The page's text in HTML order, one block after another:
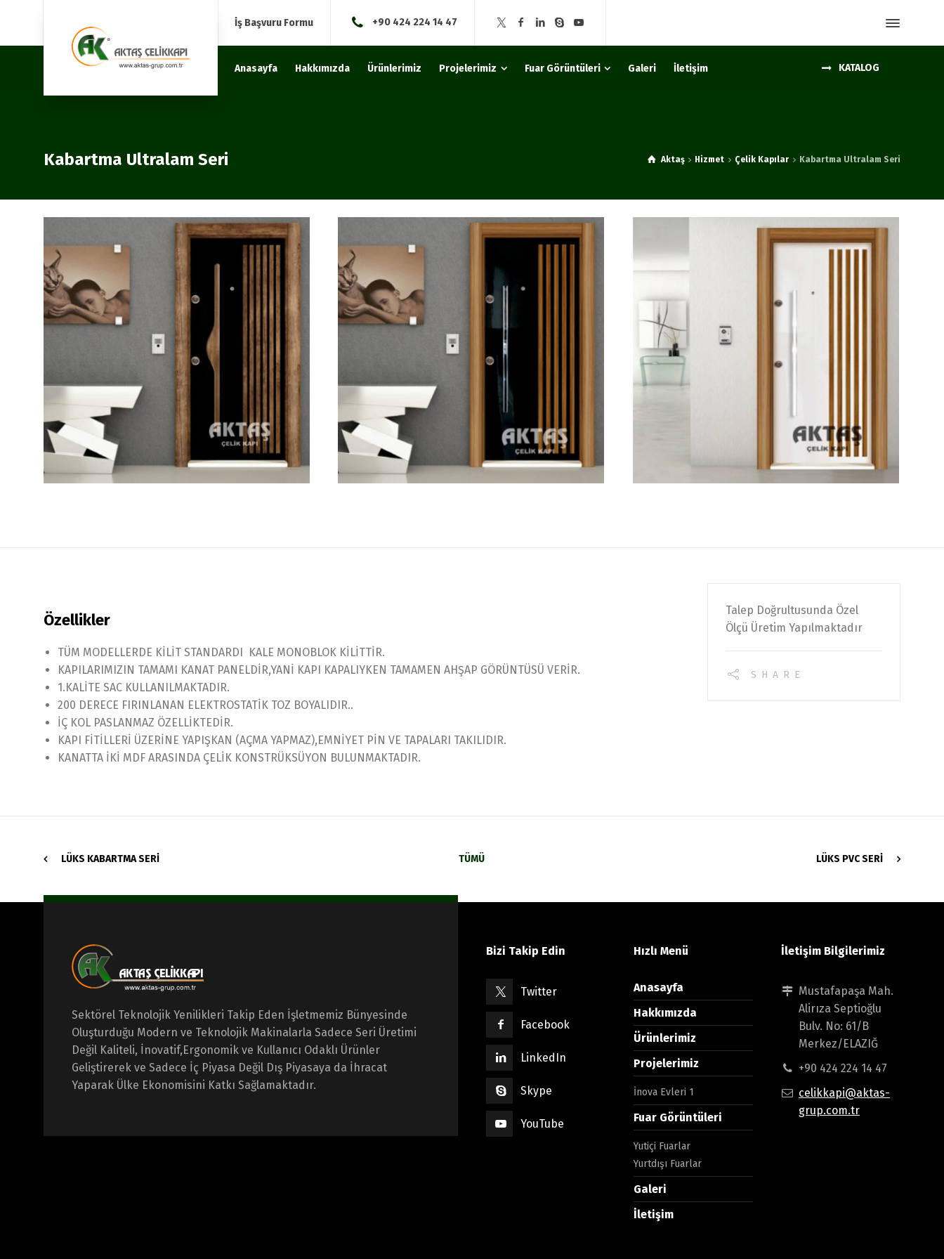
İş Başvuru Formu +90 424 224 14 47
Anasayfa Hakkımızda Ürünlerimiz Projelerimiz Fuar Görüntüleri Galeri İletişim KATALOG
Kabartma Ultralam Seri Aktaş Hizmet Çelik Kapılar Kabartma Ultralam Seri
Özellikler
TÜM MODELLERDE KİLİT STANDARDI KALE MONOBLOK KİLİTTİR.
KAPILARIMIZIN TAMAMI KANAT PANELDİR,YANİ KAPI KAPALIYKEN TAMAMEN AHŞAP GÖRÜNTÜSÜ VERİR.
1.KALİTE SAC KULLANILMAKTADIR.
200 DERECE FIRINLANAN ELEKTROSTATİK TOZ BOYALIDIR..
İÇ KOL PASLANMAZ ÖZELLİKTEDİR.
KAPI FİTİLLERİ ÜZERİNE YAPIŞKAN (AÇMA YAPMAZ),EMNİYET PİN VE TAPALARI TAKILIDIR.
KANATTA İKİ MDF ARASINDA ÇELİK KONSTRÜKSÜYON BULUNMAKTADIR.
Talep Doğrultusunda Özel
Ölçü Üretim Yapılmaktadır
SHARE
LÜKS KABARTMA SERI TÜMÜ LÜKS PVC SERI
Sektörel Teknolojik Yenilikleri Takip Eden İşletmemiz Bünyesinde
Oluşturduğu Modern ve Teknolojik Makinalarla Sadece Seri Üretimi
Değil Kaliteli, İnovatif,Ergonomik ve Kullanıcı Odaklı Ürünler
Geliştirerek ve Sadece İç Piyasa Değil Dış Piyasaya da İhracat
Yaparak Ülke Ekonomisini Katkı Sağlamaktadır.
Bizi Takip Edin
Twitter
Facebook
LinkedIn
Skype
YouTube
Hızlı Menü
Anasayfa
Hakkımızda
Ürünlerimiz
Projelerimiz
İnova Evleri 1
Fuar Görüntüleri
Yutiçi Fuarlar
Yurtdışı Fuarlar
Galeri
İletişim
İletişim Bilgilerimiz
Mustafapaşa Mah.
Alirıza Septioğlu
Bulv. No: 61/B
Merkez/ELAZIĞ
+90 424 224 14 47
celikkapi@aktas-
grup.com.tr